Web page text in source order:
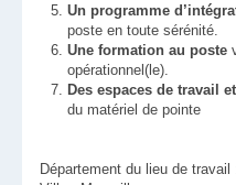
Un programme
poste en toute sérénité.
Une formation au poste
opérationnel(le).
Des espaces de travail
du matériel de pointe
Département du lieu de travail